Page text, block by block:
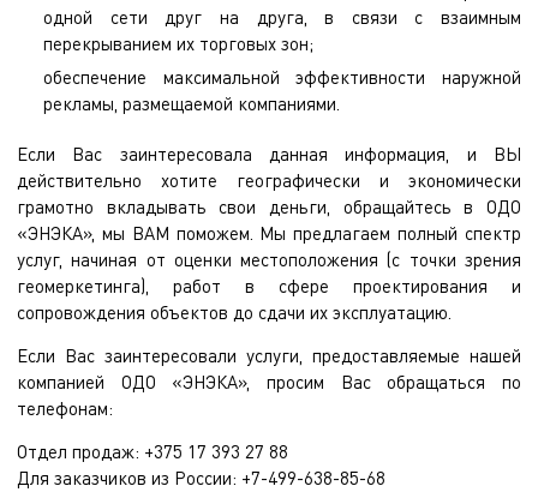
одной сети друг на друга, в связи с взаимным
перекрыванием их торговых зон;
обеспечение максимальной эффективности наружной
рекламы, размещаемой компаниями.
Если Вас заинтересовала данная информация, и ВЫ
действительно хотите географически и экономически
грамотно вкладывать свои деньги, обращайтесь в ОДО
«ЭНЭКА», мы ВАМ поможем. Мы предлагаем полный спектр
услуг, начиная от оценки местоположения (с точки зрения
геомеркетинга), работ в сфере проектирования и
сопровождения объектов до сдачи их эксплуатацию.
Если Вас заинтересовали услуги, предоставляемые нашей
компанией ОДО «ЭНЭКА», просим Вас обращаться по
телефонам:
Отдел продаж: +375 17 393 27 88
Для заказчиков из России: +7-499-638-85-68